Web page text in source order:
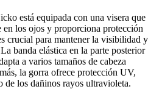
está equipada con una visera que
en los ojos y proporciona protección
crucial para mantener la visibilidad y
banda elástica en la parte posterior
a varios tamaños de cabeza
la gorra ofrece protección UV,
de los dañinos rayos ultravioleta.